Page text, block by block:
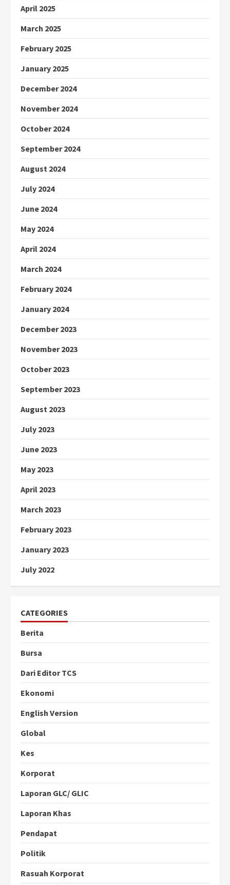
April 2025
March 2025
February 2025
January 2025
December 2024
November 2024
October 2024
September 2024
August 2024
July 2024
June 2024
May 2024
April 2024
March 2024
February 2024
January 2024
December 2023
November 2023
October 2023
September 2023
August 2023
July 2023
June 2023
May 2023
April 2023
March 2023
February 2023
January 2023
July 2022
CATEGORIES
Berita
Bursa
Dari Editor TCS
Ekonomi
English Version
Global
Kes
Korporat
Laporan GLC/ GLIC
Laporan Khas
Pendapat
Politik
Rasuah Korporat